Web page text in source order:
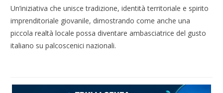
Un’iniziativa che unisce tradizione, identità territoriale e spirito
imprenditoriale giovanile, dimostrando come anche una
piccola realtà locale possa diventare ambasciatrice del gusto
italiano su palcoscenici nazionali.